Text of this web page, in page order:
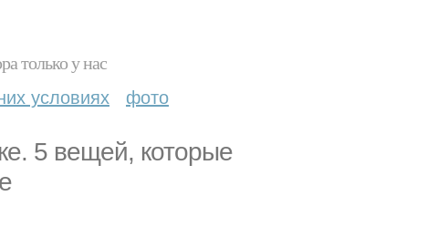
только у нас
условиях фото
5 вещей, которые